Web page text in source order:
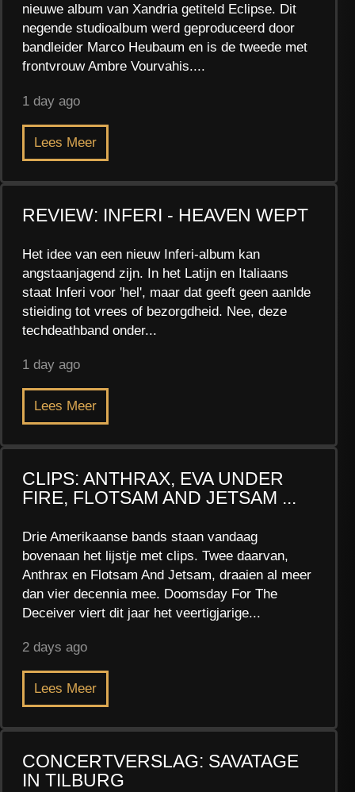
nieuwe album van Xandria getiteld Eclipse. Dit
negende studioalbum werd geproduceerd door
bandleider Marco Heubaum en is de tweede met
frontvrouw Ambre Vourvahis....
1 day ago
Lees Meer
REVIEW: INFERI - HEAVEN WEPT
Het idee van een nieuw Inferi-album kan
angstaanjagend zijn. In het Latijn en Italiaans
staat Inferi voor 'hel', maar dat geeft geen aanlde
stieiding tot vrees of bezorgdheid. Nee, deze
techdeathband onder...
1 day ago
Lees Meer
CLIPS: ANTHRAX, EVA UNDER
FIRE, FLOTSAM AND JETSAM ...
Drie Amerikaanse bands staan vandaag
bovenaan het lijstje met clips. Twee daarvan,
Anthrax en Flotsam And Jetsam, draaien al meer
dan vier decennia mee. Doomsday For The
Deceiver viert dit jaar het veertigjarige...
2 days ago
Lees Meer
CONCERTVERSLAG: SAVATAGE
IN TILBURG